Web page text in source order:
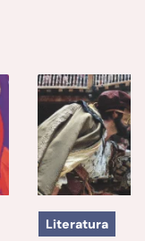
Literatura